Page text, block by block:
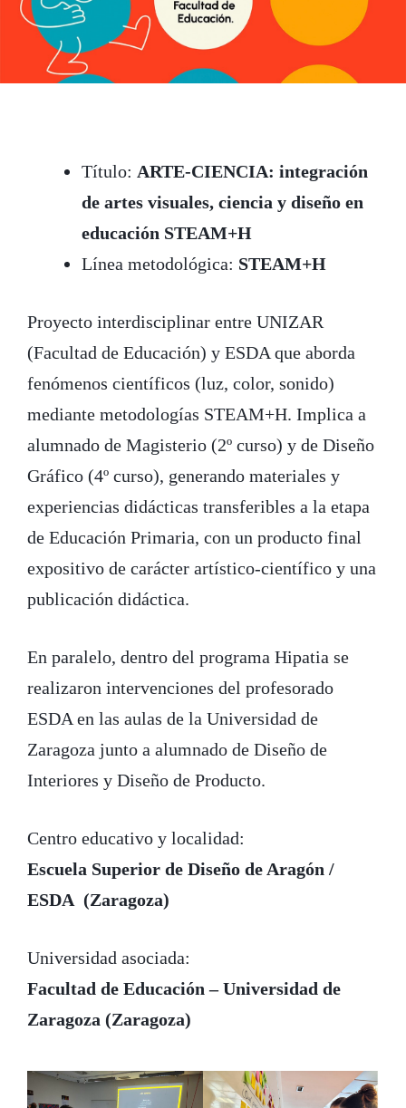
Título: ARTE-CIENCIA: integración
de artes visuales, ciencia y diseño en
educación STEAM+H
Línea metodológica: STEAM+H
Proyecto interdisciplinar entre UNIZAR
(Facultad de Educación) y ESDA que aborda
fenómenos científicos (luz, color, sonido)
mediante metodologías STEAM+H. Implica a
alumnado de Magisterio (2º curso) y de Diseño
Gráfico (4º curso), generando materiales y
experiencias didácticas transferibles a la etapa
de Educación Primaria, con un producto final
expositivo de carácter artístico-científico y una
publicación didáctica.
En paralelo, dentro del programa Hipatia se
realizaron intervenciones del profesorado
ESDA en las aulas de la Universidad de
Zaragoza junto a alumnado de Diseño de
Interiores y Diseño de Producto.
Centro educativo y localidad:
Escuela Superior de Diseño de Aragón /
ESDA (Zaragoza)
Universidad asociada:
Facultad de Educación – Universidad de
Zaragoza (Zaragoza)